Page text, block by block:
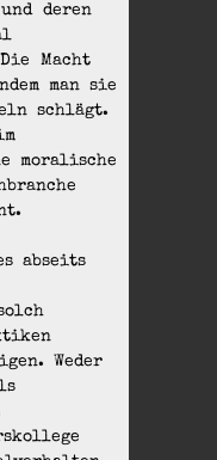
deren
Macht
man sie
schlägt.
moralische
abseits
Weder